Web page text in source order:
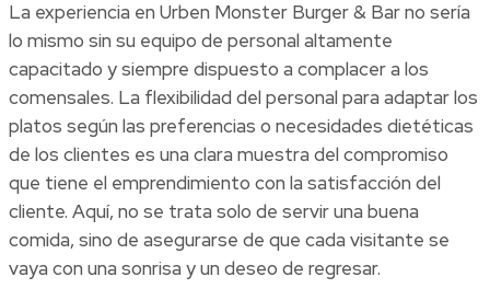
La experiencia en Urben Monster Burger & Bar no sería
lo mismo sin su equipo de personal altamente
capacitado y siempre dispuesto a complacer a los
comensales. La flexibilidad del personal para adaptar los
platos según las preferencias o necesidades dietéticas
de los clientes es una clara muestra del compromiso
que tiene el emprendimiento con la satisfacción del
cliente. Aquí, no se trata solo de servir una buena
comida, sino de asegurarse de que cada visitante se
vaya con una sonrisa y un deseo de regresar.